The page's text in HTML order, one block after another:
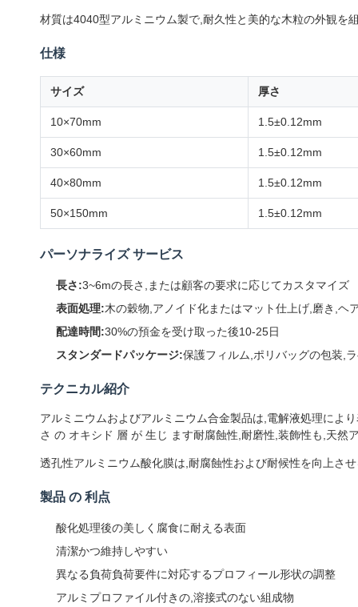
材質は4040型アルミニウム製で,耐久性と美的な木粒の外観を
仕様
サイズ 厚さ
10×70mm 1.5±0.12mm
30×60mm 1.5±0.12mm
40×80mm 1.5±0.12mm
50×150mm 1.5±0.12mm
パーソナライズ サービス
長さ:3~6mの長さ,または顧客の要求に応じてカスタマイズ
表面処理:木の穀物,アノイド化またはマット仕上げ,磨き,ヘ
配達時間:30%の預金を受け取った後10-25日
スタンダードパッケージ:保護フィルム,ポリバッグの包装,
テクニカル紹介
アルミニウムおよびアルミニウム合金製品は,電解液処理によ
さ の オキシド 層 が 生じ ます耐腐蝕性,耐磨性,装飾性も,天然
透孔性アルミニウム酸化膜は,耐腐蝕性および耐候性を向上さ
製品 の 利点
酸化処理後の美しく腐食に耐える表面
清潔かつ維持しやすい
異なる負荷負荷要件に対応するプロフィール形状の調整
アルミプロファイル付きの,溶接式のない組成物